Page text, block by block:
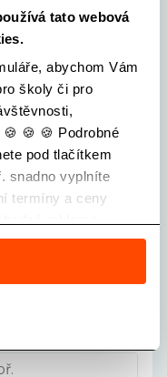
tato webová
abychom Vám
školy či pro
🍪 🍪 Podrobné
pod tlačítkem
snadno vyplníte
termíny a ceny
+